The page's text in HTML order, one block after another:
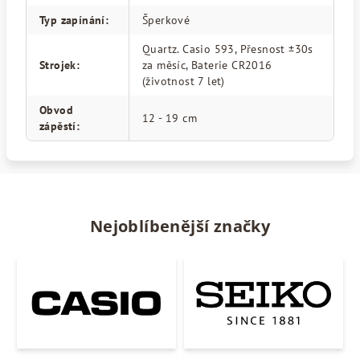
Typ zapínání: Šperkové
Strojek:
Quartz. Casio 593, Přesnost ±30s
za měsíc, Baterie CR2016
(životnost 7 let)
Obvod
zápěstí:
12 - 19 cm
Nejoblíbenější značky